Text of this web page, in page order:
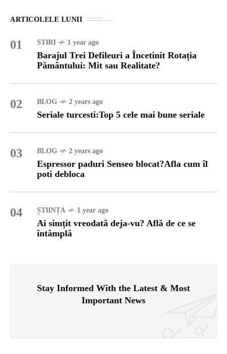
ARTICOLELE LUNII
01 STIRI 1 year ago
Barajul Trei Defileuri a Încetinit Rotația
Pământului: Mit sau Realitate?
02 BLOG 2 years ago
Seriale turcesti:Top 5 cele mai bune seriale
03 BLOG 2 years ago
Espressor paduri Senseo blocat?Afla cum îl
poti debloca
04 ȘTIINȚA 1 year ago
Ai simțit vreodată deja-vu? Află de ce se
întâmplă
Stay Informed With the Latest & Most
Important News